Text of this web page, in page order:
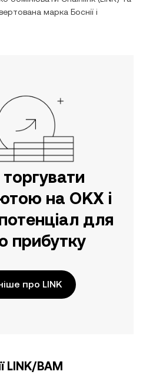
марка Боснії і
торгувати
на OKX і
для
прибутку
про LINK
LINK/BAM